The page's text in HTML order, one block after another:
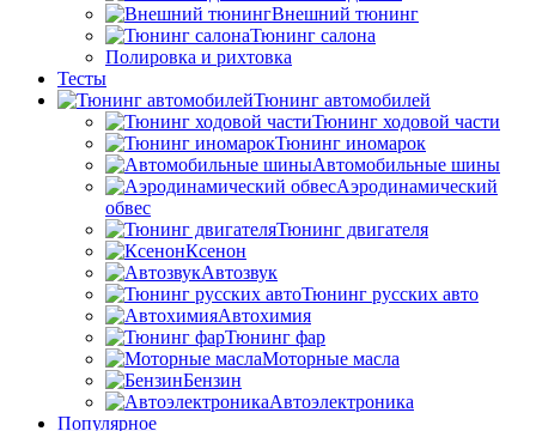
Внешний тюнинг
Тюнинг салона
Полировка и рихтовка
Тесты
Тюнинг автомобилей
Тюнинг ходовой части
Тюнинг иномарок
Автомобильные шины
Аэродинамический
обвес
Тюнинг двигателя
Ксенон
Автозвук
Тюнинг русских авто
Автохимия
Тюнинг фар
Моторные масла
Бензин
Автоэлектроника
Популярное